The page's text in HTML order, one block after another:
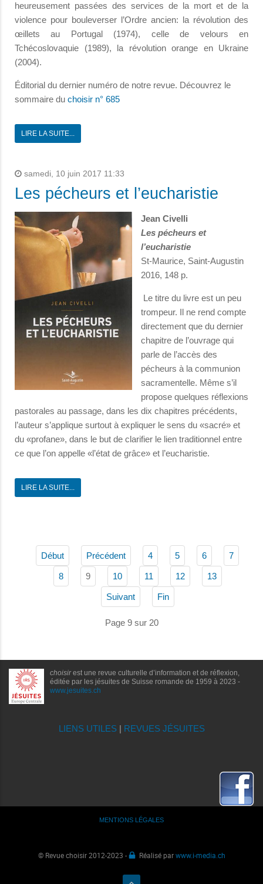
heureusement passées des services de la mort et de la
violence pour bouleverser l’Ordre ancien: la révolution des
œillets au Portugal (1974), celle de velours en
Tchécoslovaquie (1989), la révolution orange en Ukraine
(2004).
Éditorial du dernier numéro de notre revue. Découvrez le
sommaire du choisir n° 685
LIRE LA SUITE...
samedi, 10 juin 2017 11:33
Les pécheurs et l’eucharistie
Jean Civelli
Les pécheurs et
l’eucharistie
St-Maurice, Saint-Augustin
2016, 148 p.
Le titre du livre est un peu
trompeur. Il ne rend compte
directement que du dernier
chapitre de l’ouvrage qui
parle de l’accès des
pécheurs à la communion
sacramentelle. Même s’il
propose quelques réflexions
pastorales au passage, dans les dix chapitres précédents,
l’auteur s’applique surtout à expliquer le sens du «sacré» et
du «profane», dans le but de clarifier le lien traditionnel entre
ce que l’on appelle «l’état de grâce» et l’eucharistie.
LIRE LA SUITE...
Début Précédent 4 5 6 7
8 9 10 11 12 13
Suivant Fin
Page 9 sur 20
choisirest une revue culturelle d’information et de réflexion,
éditée par les jésuites de Suisse romande de 1959 à 2023 -
www.jesuites.ch
LIENS UTILES| REVUES JÉSUITES
MENTIONS LÉGALES
© Revue choisir 2012-2023 - Réalisé parwww.i-media.ch